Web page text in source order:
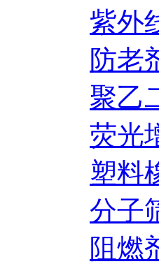
紫外
防老
聚乙
荧光
塑料
分子
阻燃